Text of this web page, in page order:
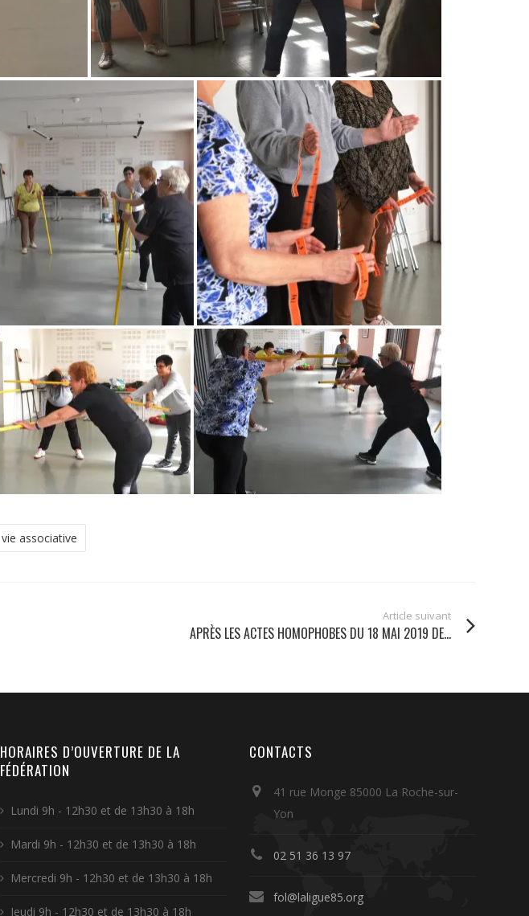
vie associative
Article suivant
APRÈS LES ACTES HOMOPHOBES DU 18 MAI 2019 DE...
HORAIRES D’OUVERTURE DE LA
FÉDÉRATION
Lundi 9h - 12h30 et de 13h30 à 18h
Mardi 9h - 12h30 et de 13h30 à 18h
Mercredi 9h - 12h30 et de 13h30 à 18h
Jeudi 9h - 12h30 et de 13h30 à 18h
CONTACTS
41 rue Monge 85000 La Roche-sur-
Yon
02 51 36 13 97
fol@laligue85.org